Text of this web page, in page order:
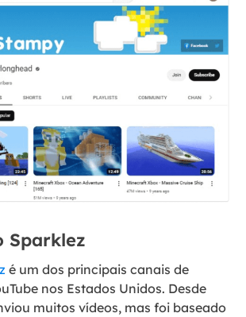
Sparklez
é um dos principais canais de
nos Estados Unidos. Desde
muitos vídeos, mas foi baseado